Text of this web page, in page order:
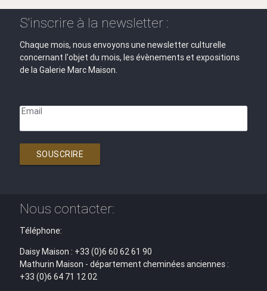
S'inscrire à la newsletter :
Chaque mois, nous envoyons une newsletter culturelle
concernant l'objet du mois, les évènements et expositions
de la Galerie Marc Maison.
Email
SOUSCRIRE
Nous contacter:
Téléphone:
Daisy Maison : +33 (0)6 60 62 61 90
Mathurin Maison - département cheminées anciennes :
+33 (0)6 64 71 12 02